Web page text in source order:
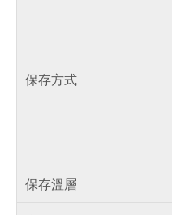
保存方式
保存溫層